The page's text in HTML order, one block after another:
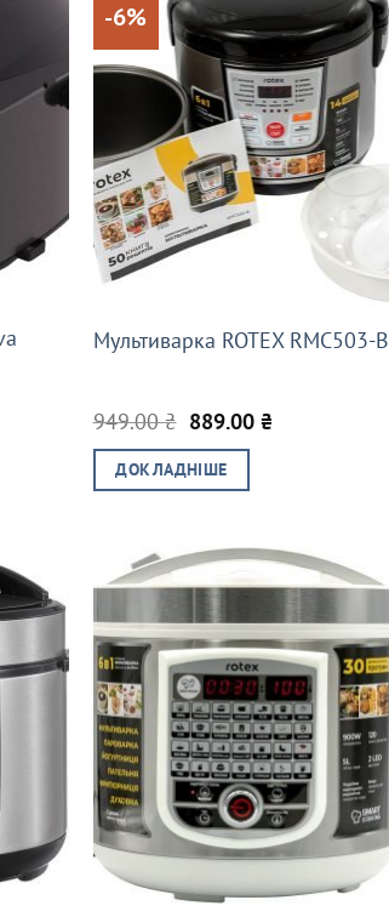
-6%
Мультиварка ROTEX RMC503-B
949.00₴ Оригінальна
949.00 ₴.
889.00 ₴Поточна
ДОКЛАДНІШЕ